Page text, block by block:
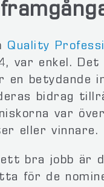
Quality
var enkel.
en betydande
bidrag
var
eller vinnare.
bra jobb är
för de